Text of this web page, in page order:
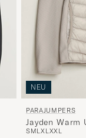
NEU
PARAJUMPERS
Jayden Warm
SMLXL XXL